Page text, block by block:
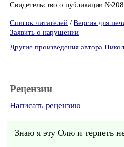
Свидетельство о публикации
Список читателей / Версия для
Заявить о нарушении
Другие произведения автора
Рецензии
Написать рецензию
Знаю я эту Олю и терпеть